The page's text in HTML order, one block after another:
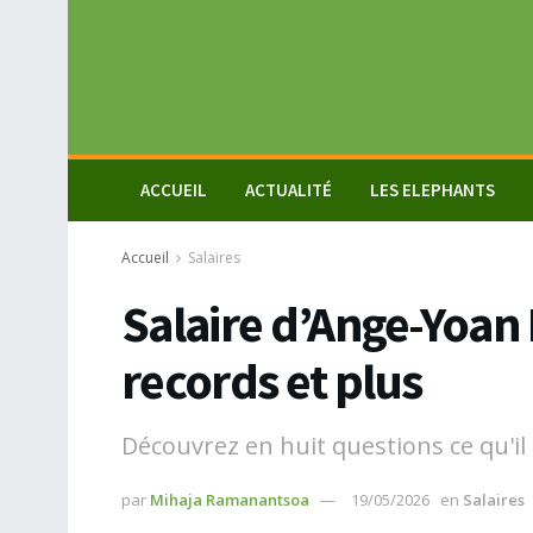
ACCUEIL ACTUALITÉ LES ELEPHANTS
Accueil Salaires
Salaire d’Ange-
records et plus
Découvrez en huit questions ce
par Mihaja Ramanantsoa 19/05/2026 en Salaires